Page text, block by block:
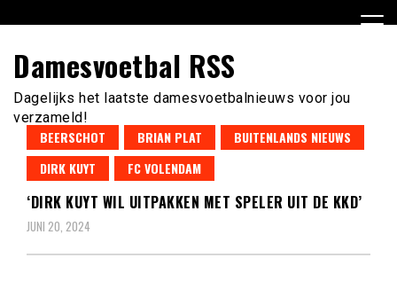
naar
inhoud
Damesvoetbal RSS
Dagelijks het laatste damesvoetbalnieuws voor jou
verzameld!
BEERSCHOT BRIAN PLAT
BUITENLANDS NIEUWS
DIRK KUYT
FC VOLENDAM
‘DIRK KUYT WIL UITPAKKEN MET SPELER UIT DE KKD’
JUNI 20, 2024